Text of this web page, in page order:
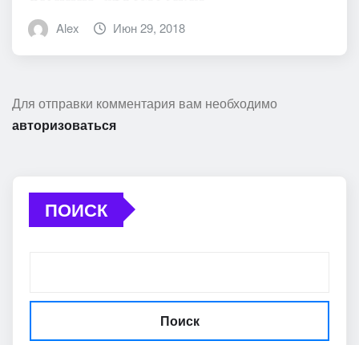
Alex Июн 29, 2018
Для отправки комментария вам необходимо
авторизоваться
ПОИСК
Поиск